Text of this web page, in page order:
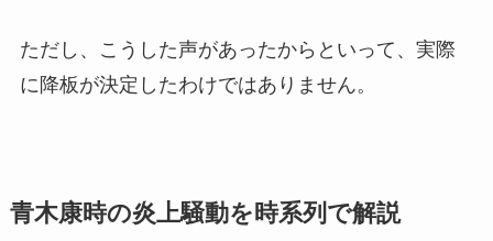
ただし、こうした声があったからといって、実際
に降板が決定したわけではありません。
青木康時の炎上騒動を時系列で解説